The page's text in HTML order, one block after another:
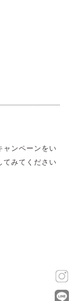
ャンペーンをい
てみてください